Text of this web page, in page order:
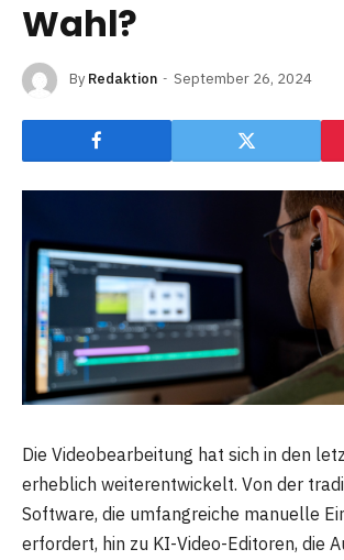
Wahl?
By Redaktion September 26, 2024
Die Videobearbeitung hat sich in den
erheblich weiterentwickelt. Von der
Software, die umfangreiche manuelle
erfordert, hin zu KI-Video-Editoren, die